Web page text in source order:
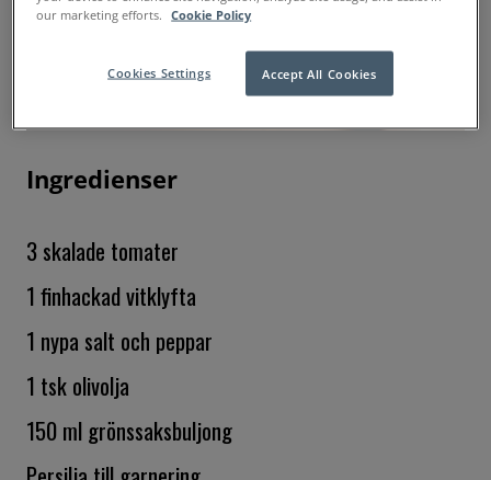
Ingredienser
3 skalade tomater
1 finhackad vitklyfta
1 nypa salt och peppar
1 tsk olivolja
150 ml grönssaksbuljong
our marketing efforts.
Cookie Policy
Accept All Cookies
Cookies Settings